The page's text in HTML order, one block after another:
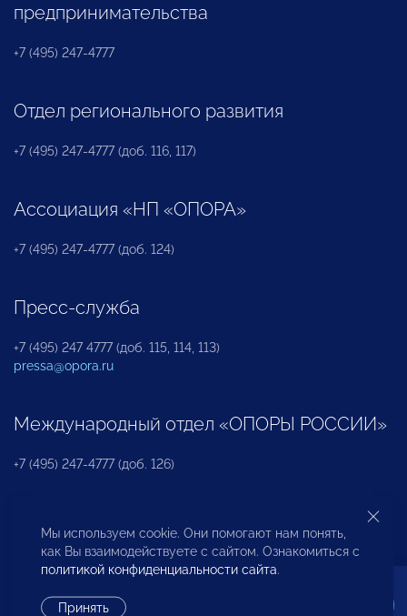
предпринимательства
+7 (495) 247-4777
Отдел регионального развития
+7 (495) 247-4777 (доб. 116, 117)
Ассоциация «НП «ОПОРА»
+7 (495) 247-4777 (доб. 124)
Пресс-служба
+7 (495) 247 4777 (доб. 115, 114, 113)
pressa@opora.ru
Международный отдел «ОПОРЫ РОССИИ»
+7 (495) 247-4777 (доб. 126)
Бюро по защите прав предпринимателей и
инвесторов
Мы используем cookie. Они помогают нам понять,
как Вы взаимодействуете с сайтом. Ознакомиться с
политикой конфиденциальности сайта.
Принять